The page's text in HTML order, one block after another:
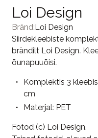
Loi Design
Bränd:Loi Design
Siirdekleebiste
brändilt Loi Design.
õunapuuõisi.
Komplektis 3
cm
Materjal: PET
Fotod (c) Loi Design.